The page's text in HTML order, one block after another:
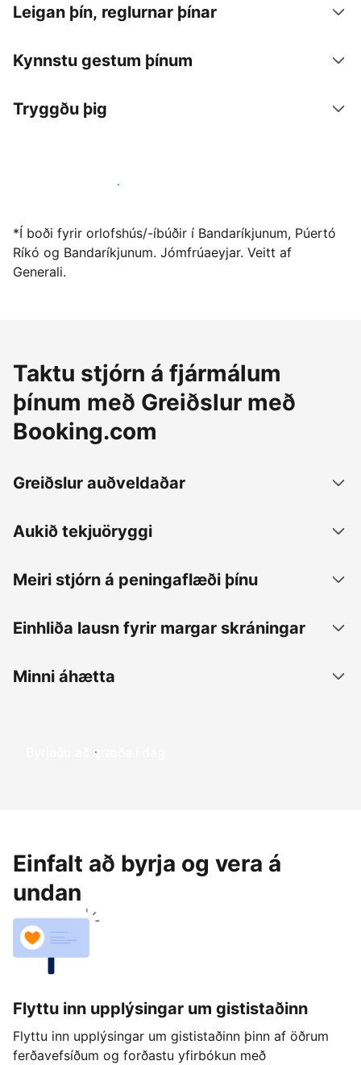
Leigan þín, reglurnar þínar
Kynnstu gestum þínum
Tryggðu þig
Vertu gestgjafi hjá okkur í dag
*Í boði fyrir orlofshús/-íbúðir í Bandaríkjunum, Púertó
Ríkó og Bandaríkjunum. Jómfrúaeyjar. Veitt af
Generali.
Taktu stjórn á fjármálum
þínum með Greiðslur með
Booking.com
Greiðslur auðveldaðar
Aukið tekjuöryggi
Meiri stjórn á peningaflæði þínu
Einhliða lausn fyrir margar skráningar
Minni áhætta
Byrjaðu að græða í dag
Einfalt að byrja og vera á
undan
Flyttu inn upplýsingar um gististaðinn
Flyttu inn upplýsingar um gististaðinn þinn af öðrum
ferðavefsíðum og forðastu yfirbókun með